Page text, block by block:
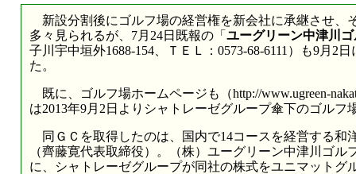
新設分割後にゴルフ場の経営権を新会社に承継させ、
多々見られるが、7月24日既報の「 ユーグリーン中津川
子川宇中垣外1688-154、ＴＥＬ：0573-68-6111）も9月2
た。
既に、ゴルフ場ホームページも（http://www.ugreen-
は2013年9月2日よりシャトレーゼグループ傘下のゴル
同ＧＣを取得したのは、国内で14コースを経営する和
（齊藤寛代表取締役）。（株）ユーグリーン中津川ゴ
に、シャトレーゼグループが同社の株式をユニマットグ